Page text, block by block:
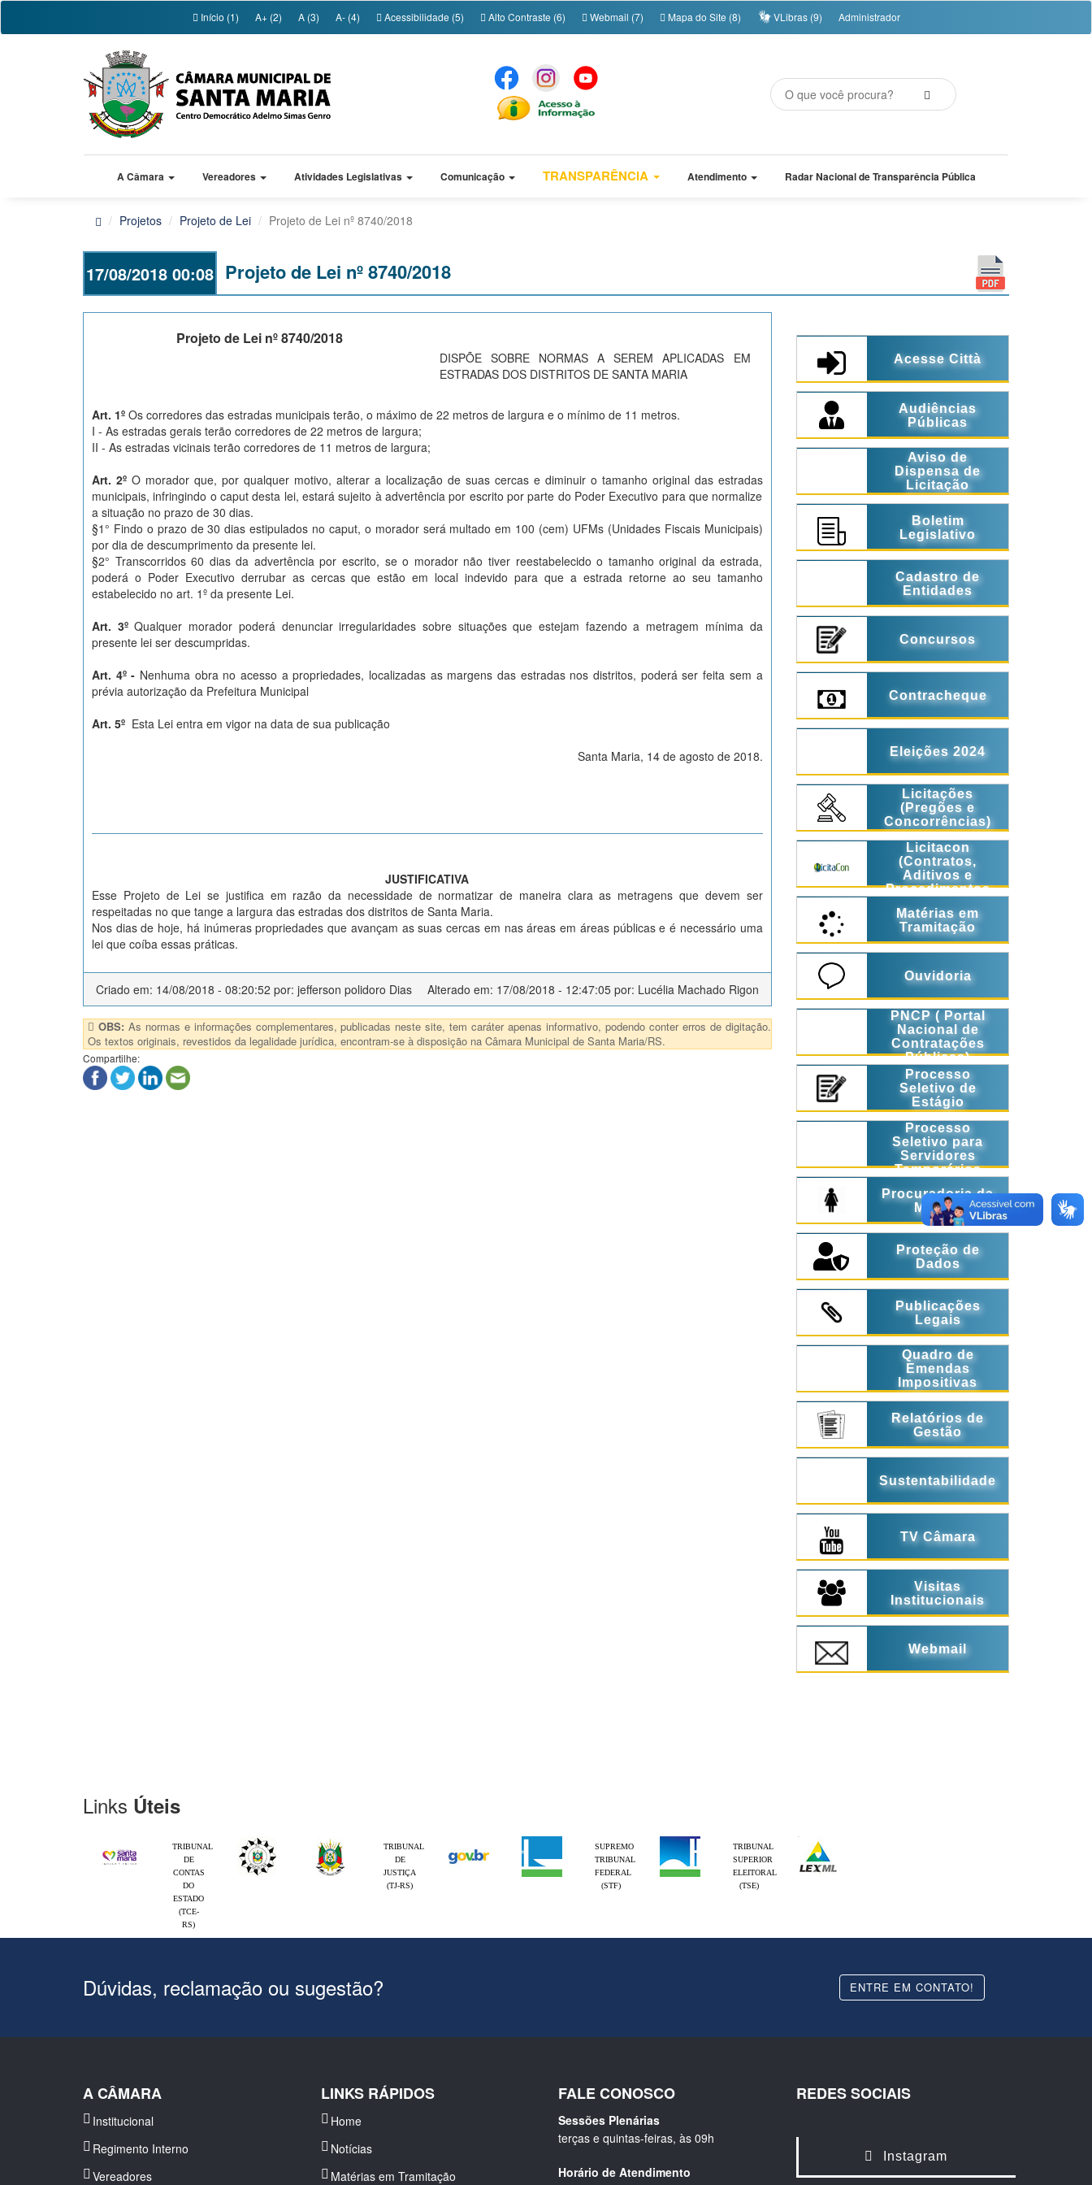
Início (1) A+ (2) A (3) A- (4) Acessibilidade (5) Alto Contraste (6) Webmail (7) Mapa do Site (8) VLibras (9) Administrador
A Câmara Vereadores Atividades Legislativas Comunicação TRANSPARÊNCIA Atendimento Radar Nacional de Transparência Pública
Projetos Projeto de Lei Projeto de Lei nº 8740/2018
17/08/2018 00:08 Projeto de Lei nº 8740/2018
Projeto de Lei nº 8740/2018
DISPÕE SOBRE NORMAS A SEREM APLICADAS EM
ESTRADAS DOS DISTRITOS DE SANTA MARIA
Art. 1º Os corredores das estradas municipais terão, o máximo de 22 metros de largura e o mínimo de 11 metros.
I - As estradas gerais terão corredores de 22 metros de largura;
II - As estradas vicinais terão corredores de 11 metros de largura;
Art. 2ºO morador que, por qualquer motivo, alterar a localização de suas cercas e diminuir o tamanho original das estradas
municipais, infringindo o caput desta lei, estará sujeito à advertência por escrito por parte do Poder Executivo para que normalize
a situação no prazo de 30 dias.
§1° Findo o prazo de 30 dias estipulados no caput, o morador será multado em 100 (cem) UFMs (Unidades Fiscais Municipais)
por dia de descumprimento da presente lei.
§2° Transcorridos 60 dias da advertência por escrito, se o morador não tiver reestabelecido o tamanho original da estrada,
poderá o Poder Executivo derrubar as cercas que estão em local indevido para que a estrada retorne ao seu tamanho
estabelecido no art. 1º da presente Lei.
Art. 3ºQualquer morador poderá denunciar irregularidades sobre situações que estejam fazendo a metragem mínima da
presente lei ser descumpridas.
Art. 4º - Nenhuma obra no acesso a propriedades, localizadas as margens das estradas nos distritos, poderá ser feita sem a
prévia autorização da Prefeitura Municipal
Art. 5º Esta Lei entra em vigor na data de sua publicação
Santa Maria, 14 de agosto de 2018.
JUSTIFICATIVA
Esse Projeto de Lei se justifica em razão da necessidade de normatizar de maneira clara as metragens que devem ser
respeitadas no que tange a largura das estradas dos distritos de Santa Maria.
Nos dias de hoje, há inúmeras propriedades que avançam as suas cercas em nas áreas em áreas públicas e é necessário uma
lei que coíba essas práticas.
Criado em: 14/08/2018 - 08:20:52 por: jefferson polidoro Dias Alterado em: 17/08/2018 - 12:47:05 por: Lucélia Machado Rigon
OBS: As normas e informações complementares, publicadas neste site, tem caráter apenas informativo, podendo conter erros de digitação.
Os textos originais, revestidos da legalidade jurídica, encontram-se à disposição na Câmara Municipal de Santa Maria/RS.
Compartilhe:
Acesse Città
Audiências
Públicas
Aviso de
Dispensa de
Licitação
Boletim
Legislativo
Cadastro de
Entidades
Concursos
Contracheque
Eleições 2024
Licitações
(Pregões e
Concorrências)
Licitacon
(Contratos,
Aditivos e
Procedimentos
Matérias em
Tramitação
Ouvidoria
PNCP ( Portal
Nacional de
Contratações
Públicas)
Processo
Seletivo de
Estágio
Processo
Seletivo para
Servidores
Temporários
Procuradoria da
Mulher
Proteção de
Dados
Publicações
Legais
Quadro de
Emendas
Impositivas
Relatórios de
Gestão
Sustentabilidade
TV Câmara
Visitas
Institucionais
Webmail
Links Úteis
TRIBUNAL
DE
CONTAS
DO
ESTADO
(TCE-
RS)
TRIBUNAL
DE
JUSTIÇA
(TJ-RS)
SUPREMO
TRIBUNAL
FEDERAL
(STF)
TRIBUNAL
SUPERIOR
ELEITORAL
(TSE)
Dúvidas, reclamação ou sugestão? ENTRE EM CONTATO!
A CÂMARA
Institucional
Regimento Interno
Vereadores
LINKS RÁPIDOS
Home
Notícias
Matérias em Tramitação
FALE CONOSCO
Sessões Plenárias
terças e quintas-feiras, às 09h
Horário de Atendimento
REDES SOCIAIS
Instagram